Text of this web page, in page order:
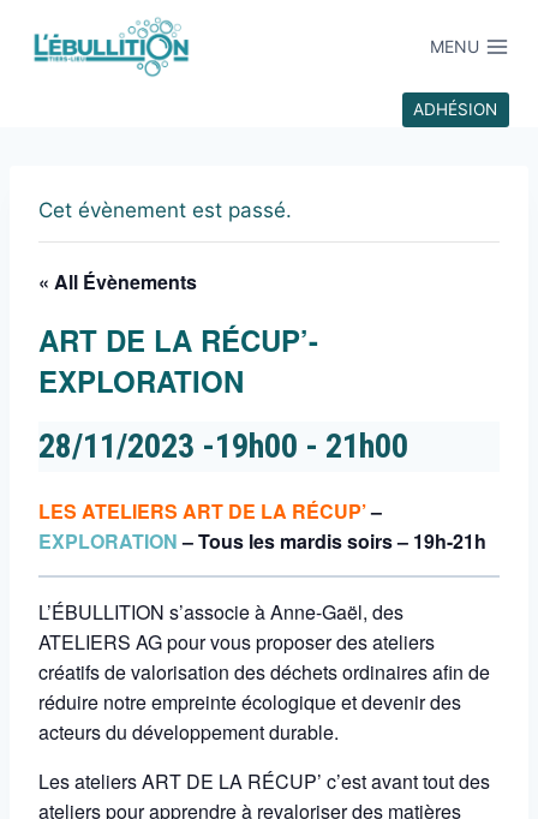
MENU
ADHÉSION
Cet évènement est passé.
« All Évènements
ART DE LA RÉCUP’-
EXPLORATION
28/11/2023 -19h00 - 21h00
LES ATELIERS ART DE LA RÉCUP’–
EXPLORATION– Tous les mardis soirs – 19h-21h
L’ÉBULLITION s’associe à Anne-Gaël, des
ATELIERS AG pour vous proposer des ateliers
créatifs de valorisation des déchets ordinaires afin de
réduire notre empreinte écologique et devenir des
acteurs du développement durable.
Les ateliers ART DE LA RÉCUP’ c’est avant tout des
ateliers pour apprendre à revaloriser des matières